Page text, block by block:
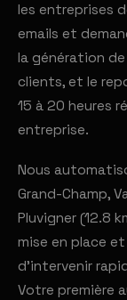
les entreprises
emails et
la génération
clients, et le
15 à 20 heures
entreprise.
Nous
Grand-Champ,
Pluvigner (12.8
mise en place
d'intervenir
Votre première